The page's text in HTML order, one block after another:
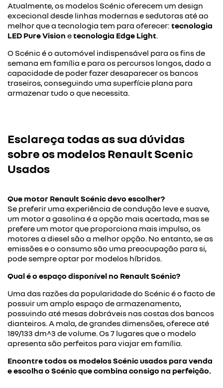
Atualmente, os modelos Scénic oferecem um design
excecional desde linhas modernas e sedutoras até ao
melhor que a tecnologia tem para oferecer: tecnologia
LED Pure Vision etecnologia Edge Light.
O Scénic é o automóvel indispensável para os fins de
semana em família e para os percursos longos, dado a
capacidade de poder fazer desaparecer os bancos
traseiros, conseguindo uma superfície plana para
armazenar tudo o que necessita.
Esclareça todas as sua dúvidas
sobre os modelos Renault Scenic
Usados
Que motor Renault Scénic devo escolher?
Se preferir uma experiência de condução leve e suave,
um motor a gasolina é a opção mais acertada, mas se
prefere um motor que proporciona mais impulso, os
motores a diesel são a melhor opção. No entanto, se as
emissões e o consumo são uma preocupação para si,
pode sempre optar por modelos híbridos.
Qual é o espaço disponível no Renault Scénic?
Uma das razões da popularidade do Scénic é o facto de
possuir um amplo espaço de armazenamento,
possuindo até mesas dobráveis nas costas dos bancos
dianteiros. A mala, de grandes dimensões, oferece até
189/133 dm^3 de volume. Os 7 lugares que o modelo
apresenta são perfeitos para viajar em família.
Encontre todos os modelos Scénic usados para venda
e escolha o Scénic que combina consigo na perfeição.